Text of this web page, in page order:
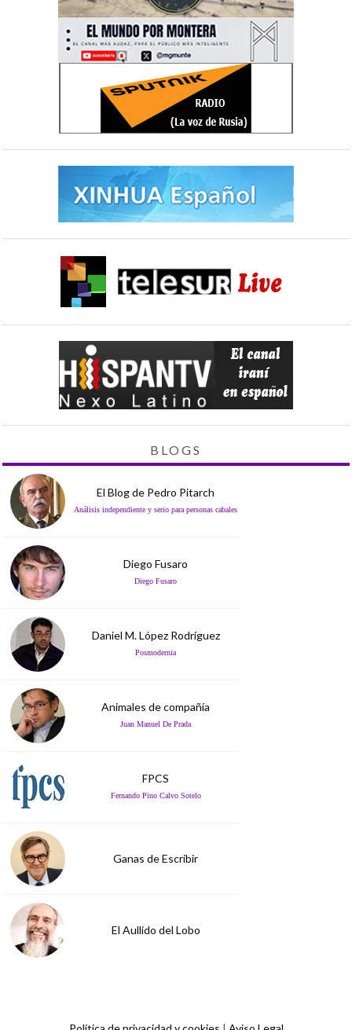
BLOGS
El Blog de Pedro Pitarch
Análisis independiente y serio para personas cabales
Diego Fusaro
Diego Fusaro
Daniel M. López Rodríguez
Posmodernia
Animales de compañía
Juan Manuel De Prada
FPCS
Fernando Pino Calvo Sotelo
Ganas de Escribir
El Aullido del Lobo